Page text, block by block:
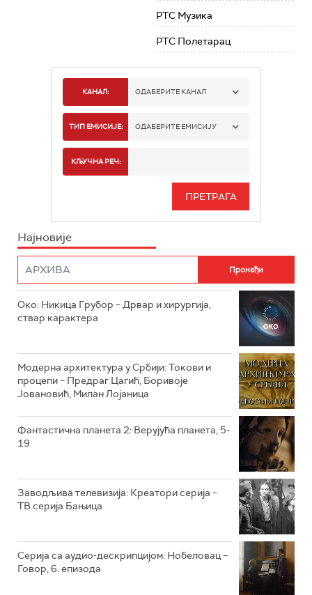
РТС Музика
РТС Полетарац
КАНАЛ: ОДАБЕРИТЕ КАНАЛ
РТС 1
РТС 3
РТС ЖИВОТ
РТС КОЛО
ТИП ЕМИСИЈЕ: ОДАБЕРИТЕ ЕМИСИЈУ
ИНФО
КЉУЧНА РЕЧ:
Најновије
Око: Никица Грубор – Дрвар и хирургија,
ствар карактера
Модерна архитектура у Србији: Токови и
процепи – Предраг Цагић, Боривоје
Јовановић, Милан Лојаница
Фантастична планета 2: Верујућа планета, 5-
19
Заводљива телевизија: Креатори серија –
ТВ серија Бањица
Серија са аудио-дескрипцијом: Нобеловац –
Говор, 6. епизода